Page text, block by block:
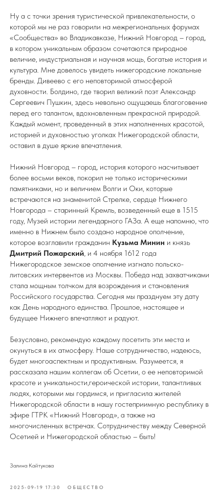
Ну а с точки зрения туристической привлекательности, о
которой мы не раз говорили на межрегиональных форумах
«Сообщества» во Владикавказе, Нижний Новгород – город,
в котором уникальным образом сочетаются природное
величие, индустриальная и научная мощь, богатые история и
культура. Мне довелось увидеть нижегородские локальные
бренды. Дивеево с его неповторимой атмосферой
духовности. Болдино, где творил великий поэт Александр
Сергеевич Пушкин, здесь невольно ощущаешь благоговение
перед его талантом, вдохновленным прекрасной природой.
Каждый момент, проведенный в этих наполненных красотой,
историей и духовностью уголках Нижегородской области,
оставил в душе яркие впечатления.
Нижний Новгород – город, история которого насчитывает
более восьми веков, покорил не только историческими
памятниками, но и величием Волги и Оки, которые
встречаются на знаменитой Стрелке, сердце Нижнего
Новгорода – старинный Кремль, возведенный еще в 1515
году, Музей истории легендарного ГАЗа. А еще напомню, что
именно в Нижнем было создано народное ополчение,
которое возглавили гражданин Кузьма Минин и князь
Дмитрий Пожарский, и 4 ноября 1612 года
Нижегородское земское ополчение изгнало польско-
литовских интервентов из Москвы. Победа над захватчиками
стала мощным толчком для возрождения и становления
Российского государства. Сегодня мы празднуем эту дату
как День народного единства. Прошлое, настоящее и
будущее Нижнего впечатляют и радуют.
Безусловно, рекомендую каждому посетить эти места и
окунуться в их атмосферу. Наше сотрудничество, надеюсь,
будет многоаспектным и продуктивным. Разумеется, я
рассказала нашим коллегам об Осетии, о ее неповторимой
красоте и уникальности,героической истории, талантливых
людях, которыми мы гордимся, и пригласила жителей
Нижегородской области в нашу гостеприимную республику в
эфире ГТРК «Нижний Новгород», а также на
многочисленных встречах. Сотрудничеству между Северной
Осетией и Нижегородской областью – быть!
Залина Кайтукова
2025-09-19 17:30 ОБЩЕСТВО